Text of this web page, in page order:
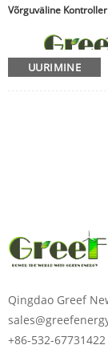
Võrguväline Kontroller
UURIMINE
Qingdao Greef
+86-532-67731422